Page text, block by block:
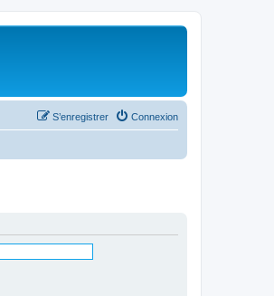
Connexion
S’enregistrer